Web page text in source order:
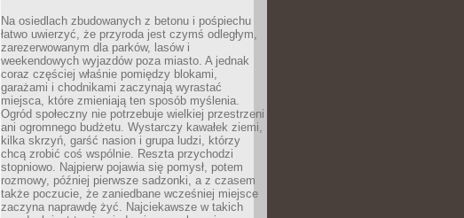
Na osiedlach zbudowanych z betonu i pośpiechu
łatwo uwierzyć, że przyroda jest czymś odległym,
zarezerwowanym dla parków, lasów i
weekendowych wyjazdów poza miasto. A jednak
coraz częściej właśnie pomiędzy blokami,
garażami i chodnikami zaczynają wyrastać
miejsca, które zmieniają ten sposób myślenia.
Ogród społeczny nie potrzebuje wielkiej przestrzeni
ani ogromnego budżetu. Wystarczy kawałek ziemi,
kilka skrzyń, garść nasion i grupa ludzi, którzy
chcą zrobić coś wspólnie. Reszta przychodzi
stopniowo. Najpierw pojawia się pomysł, potem
rozmowy, później pierwsze sadzonki, a z czasem
także poczucie, że zaniedbane wcześniej miejsce
zaczyna naprawdę żyć. Najciekawsze w takich